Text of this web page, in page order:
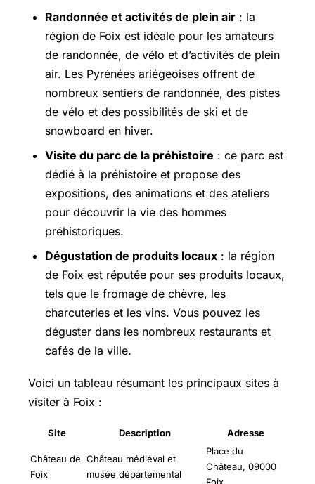
Randonnée et activités de plein air : la
région de Foix est idéale pour les amateurs
de randonnée, de vélo et d’activités de plein
air. Les Pyrénées ariégeoises offrent de
nombreux sentiers de randonnée, des pistes
de vélo et des possibilités de ski et de
snowboard en hiver.
Visite du parc de la préhistoire : ce parc est
dédié à la préhistoire et propose des
expositions, des animations et des ateliers
pour découvrir la vie des hommes
préhistoriques.
Dégustation de produits locaux : la région
de Foix est réputée pour ses produits locaux,
tels que le fromage de chèvre, les
charcuteries et les vins. Vous pouvez les
déguster dans les nombreux restaurants et
cafés de la ville.
Voici un tableau résumant les principaux sites à
visiter à Foix :
Site Description Adresse
Château de
Foix
Château médiéval et
musée départemental
Place du
Château, 09000